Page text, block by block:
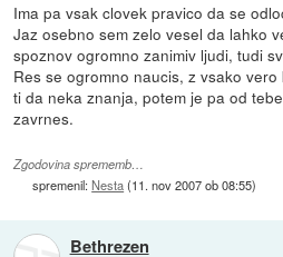
Ima pa vsak clovek pravico da se
Jaz osebno sem zelo vesel da lahko
spoznov ogromno zanimiv ljudi, tudi
Res se ogromno naucis, z vsako
ti da neka znanja, potem je pa od
zavrnes.
Zgodovina sprememb…
spremenil:Nesta(11. nov 2007 ob 08:55)
Bethrezen